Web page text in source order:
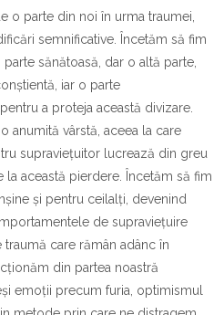
o parte din noi în urma traumei,
semnificative. Încetăm să fim
sănătoasă, dar o altă parte,
iar o parte
a proteja această divizare.
anumită vârstă, aceea la care
supraviețuitor lucrează din greu
la această pierdere. Încetăm să fim
și pentru ceilalți, devenind
de supraviețuire
care rămân adânc în
din partea noastră
emoții precum furia, optimismul